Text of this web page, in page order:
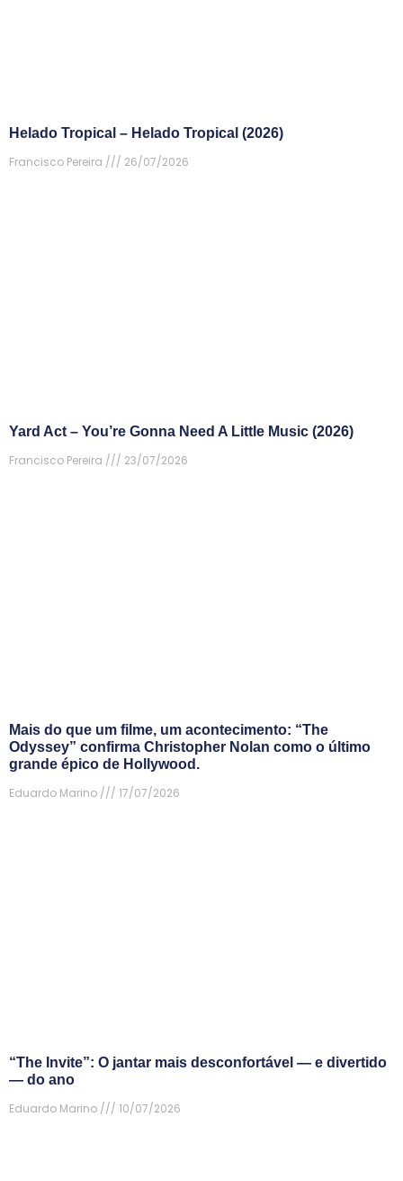
Helado Tropical – Helado Tropical (2026)
Francisco Pereira
26/07/2026
Yard Act – You’re Gonna Need A Little Music (2026)
Francisco Pereira
23/07/2026
Mais do que um filme, um acontecimento: “The
Odyssey” confirma Christopher Nolan como o último
grande épico de Hollywood.
Eduardo Marino
17/07/2026
“The Invite”: O jantar mais desconfortável — e divertido
— do ano
Eduardo Marino
10/07/2026